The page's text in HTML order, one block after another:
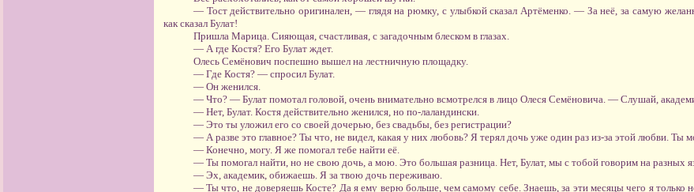
— Тост действительно оригинален, — глядя на рюмку, с улыбкой сказал Артёменко. — За неё, за самую
как сказал Булат!
Пришла Марица. Сияющая, счастливая, с загадочным блеском в глазах.
— А где Костя? Его Булат ждет.
Олесь Семёнович поспешно вышел на лестничную площадку.
— Где Костя? — спросил Булат.
— Он женился.
— Что? — Булат помотал головой, очень внимательно всмотрелся в лицо Олеся Семёновича. — Слушай,
— Нет, Булат. Костя действительно женился, но по-лаландински.
— Это ты уложил его со своей дочерью, без свадьбы, без регистрации?
— А разве это главное? Ты что, не видел, какая у них любовь? Я терял дочь уже один раз из-за этой любви. Ты
— Конечно, могу. Я же помогал тебе найти её.
— Ты помогал найти, но не свою дочь, а мою. Это большая разница. Нет, Булат, мы с тобой говорим на разных
— Эх, академик, обижаешь. Я за твою дочь переживаю.
— Ты что, не доверяешь Косте? Да я ему верю больше, чем самому себе. Знаешь, за эти месяцы чего я только